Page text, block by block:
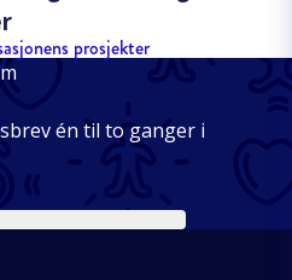
prosjekter
én til to ganger i